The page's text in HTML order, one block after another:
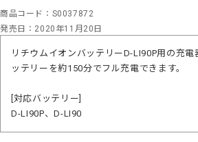
商品コード
S0037872
発売日
2020年11月20日
リチウムイオンバッテリーD-LI90P用の充
ッテリーを約150分でフル充電できます。
[対応バッテリー]
D-LI90P、D-LI90